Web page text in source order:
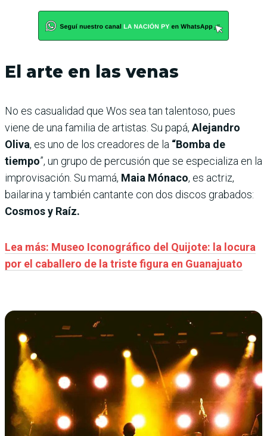
El arte en las venas
No es casualidad que Wos sea tan talentoso, pues
viene de una familia de artistas. Su papá, Alejandro
Oliva, es uno de los creadores de la “Bomba de
tiempo”, un grupo de percusión que se especializa en la
improvisación. Su mamá, Maia Mónaco, es actriz,
bailarina y también cantante con dos discos grabados:
Cosmos y Raíz.
Lea más: Museo Iconográfico del Quijote: la locura
por el caballero de la triste figura en Guanajuato